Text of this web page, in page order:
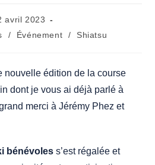
avril 2023
/ Événement / Shiatsu
nouvelle édition de la course
dont je vous ai déjà parlé à
merci à Jérémy Phez et
bénévoles s’est régalée et